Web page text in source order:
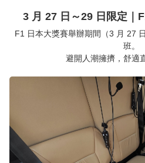
3 月 27 日～29 日限定｜
F1 日本大獎賽舉辦期間（3 月 27
班。
避開人潮擁擠，舒適